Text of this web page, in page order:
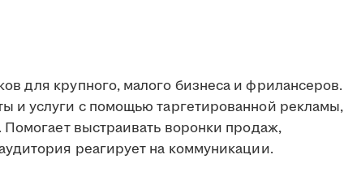
для крупного, малого бизнеса и фрилансеров.
и услуги с помощью таргетированной рекламы,
Помогает выстраивать воронки продаж,
реагирует на коммуникации.